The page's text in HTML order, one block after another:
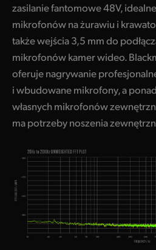
zasilanie fantomowe 48V,
mikrofonów na żurawiu i
także wejścia 3,5 mm do
mikrofonów kamer wideo.
oferuje nagrywanie
i wbudowane mikrofony, a
własnych mikrofonów
ma potrzeby noszenia